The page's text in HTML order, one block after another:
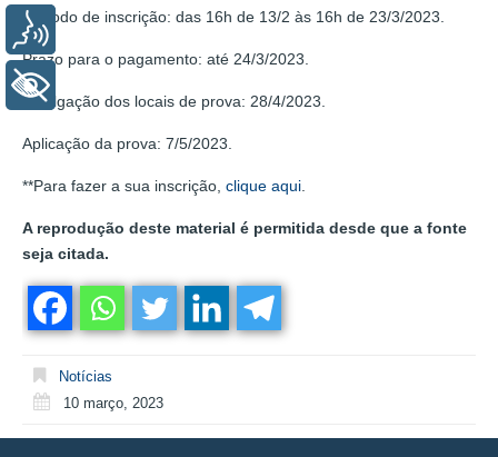
Período de inscrição: das 16h de 13/2 às 16h de 23/3/2023.
Prazo para o pagamento: até 24/3/2023.
Divulgação dos locais de prova: 28/4/2023.
Aplicação da prova: 7/5/2023.
**Para fazer a sua inscrição, clique aqui
A reprodução deste material é permitida desde que a fonte
seja citada.
Notícias
10 março, 2023